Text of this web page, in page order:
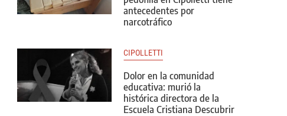
antecedentes por
narcotráfico
CIPOLLETTI
Dolor en la comunidad
educativa: murió la
histórica directora de la
Escuela Cristiana Descubrir